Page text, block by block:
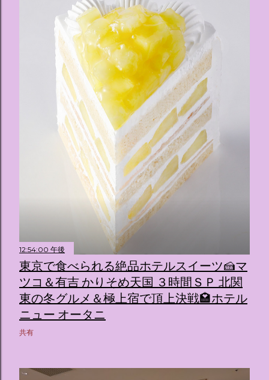
12:54:00 午後
東京で食べられる絶品ホテルスイーツ🍰マ
ツコ＆有吉 かりそめ天国 ３時間ＳＰ 北関
東の冬グルメ＆極上宿で頂上決戦🏩ホテル
ニュー オータニ
共有